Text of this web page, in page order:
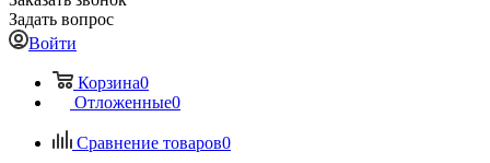
Задать вопрос
Войти
Корзина0
Отложенные0
Сравнение товаров0